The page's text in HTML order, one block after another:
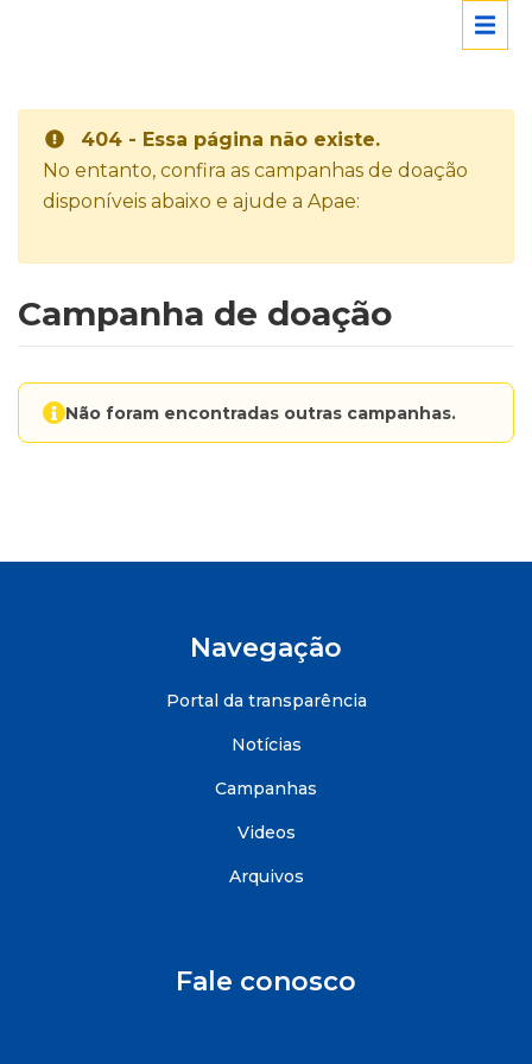
404 - Essa página não existe.
No entanto, confira as campanhas de doação
disponíveis abaixo e ajude a Apae:
Campanha de doação
Não foram encontradas outras campanhas.
Navegação
Portal da transparência
Notícias
Campanhas
Videos
Arquivos
Fale conosco